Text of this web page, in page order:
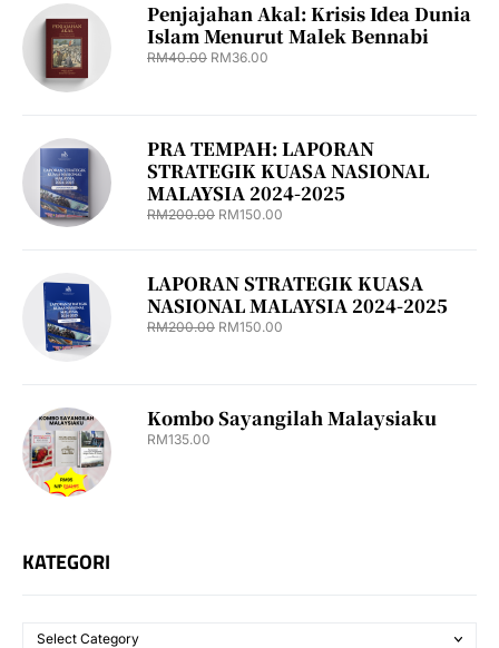
Penjajahan Akal: Krisis Idea Dunia
Islam Menurut Malek Bennabi
RM40.00 RM36.00
PRA TEMPAH: LAPORAN
STRATEGIK KUASA NASIONAL
MALAYSIA 2024-2025
RM200.00 RM150.00
LAPORAN STRATEGIK KUASA
NASIONAL MALAYSIA 2024-2025
RM200.00 RM150.00
Kombo Sayangilah Malaysiaku
RM135.00
KATEGORI